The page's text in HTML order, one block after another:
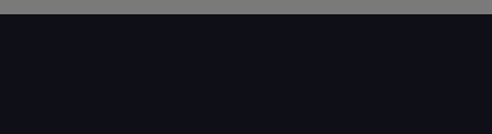
αυξημένους